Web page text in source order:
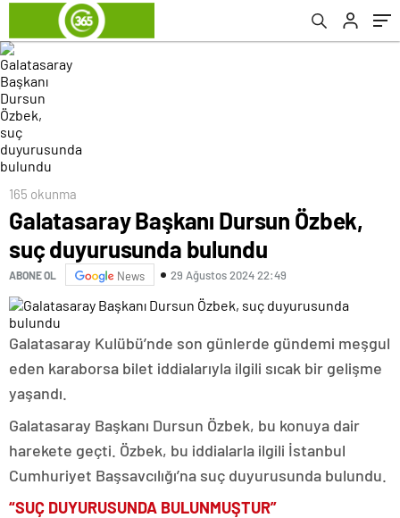
165 okunma
Galatasaray Başkanı Dursun Özbek,
suç duyurusunda bulundu
ABONE OL News 29 Ağustos 2024 22:49
Galatasaray Kulübü’nde son günlerde gündemi meşgul
eden karaborsa bilet iddialarıyla ilgili sıcak bir gelişme
yaşandı.
Galatasaray Başkanı Dursun Özbek, bu konuya dair
harekete geçti. Özbek, bu iddialarla ilgili İstanbul
Cumhuriyet Başsavcılığı’na suç duyurusunda bulundu.
“SUÇ DUYURUSUNDA BULUNMUŞTUR”